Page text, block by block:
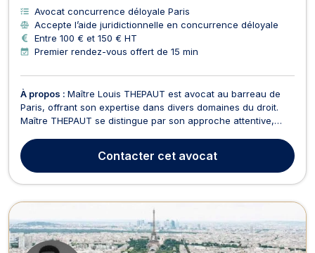
Avocat concurrence déloyale Paris
Accepte l’aide juridictionnelle en concurrence déloyale
Entre 100 € et 150 € HT
Premier rendez-vous offert de 15 min
À propos : Maître Louis THEPAUT est avocat au barreau de
Paris, offrant son expertise dans divers domaines du droit.
Maître THEPAUT se distingue par son approche attentive,
juridique de qualité, fiable et professionnel.
Contacter cet avocat